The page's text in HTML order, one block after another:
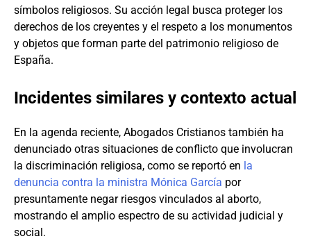
símbolos religiosos. Su acción legal busca proteger los
derechos de los creyentes y el respeto a los monumentos
y objetos que forman parte del patrimonio religioso de
España.
Incidentes similares y contexto actual
En la agenda reciente, Abogados Cristianos también ha
denunciado otras situaciones de conflicto que involucran
la discriminación religiosa, como se reportó en la
denuncia contra la ministra Mónica García por
presuntamente negar riesgos vinculados al aborto,
mostrando el amplio espectro de su actividad judicial y
social.